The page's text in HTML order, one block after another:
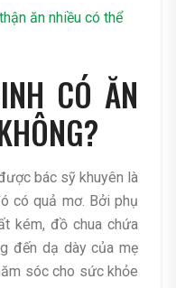
ăn nhiều có thể
CÓ ĂN
bác sỹ khuyên là
có quả mơ. Bởi phụ
kém, đồ chua chứa
đến dạ dày của mẹ
sóc cho sức khỏe